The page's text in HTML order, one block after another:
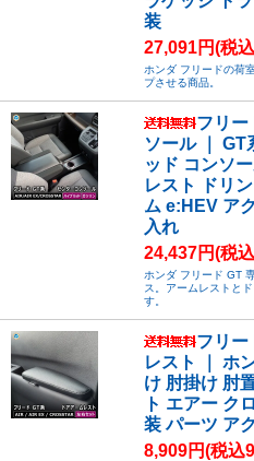
装
27,091円(税
ホンダ フリードの荷
プさせる商品。
フリー
ソール ｜ GT
ッド コンソ
レスト ドリ
ム e:HEV ア
入れ
24,437円(税
ホンダ フリード GT
ス。アームレストと
す。
フリー
レスト ｜ ホ
け 肘掛け 肘
ト エアー ク
装 パーツ ア
8,909円(税込